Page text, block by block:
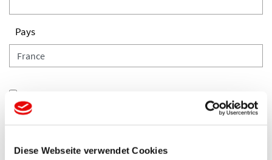
Diese Webseite verwendet Cookies
Pays
Veuillez confirmer que vous acceptez notre politique de
confidentialité. *